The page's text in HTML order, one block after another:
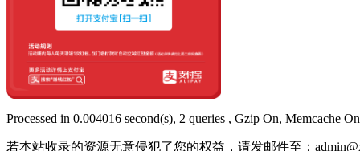
Processed in 0.004016 second(s), 2 queries , Gzip On, Memcache
若本站收录的资源无意侵犯了您的权益，请发邮件至：